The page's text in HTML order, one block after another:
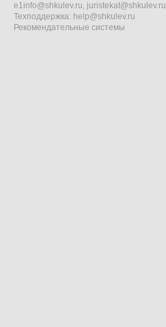
e1info@shkulev.ru, juristekat@shkulev.ru
Техподдержка: help@shkulev.ru
Рекомендательные системы